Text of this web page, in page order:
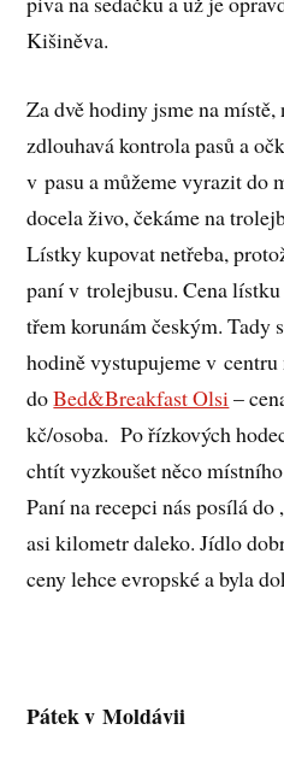
Kišiněva.
Za dvě hodiny jsme na
zdlouhavá kontrola pasů a
v pasu a můžeme vyrazit do
docela živo, čekáme na
Lístky kupovat netřeba,
paní v trolejbusu. Cena
třem korunám českým. Tady
hodině vystupujeme v centru
doBed&Breakfast Olsi–
kč/osoba. Po řízkových
chtít vyzkoušet něco
Paní na recepci nás posílá
asi kilometr daleko. Jídlo
ceny lehce evropské a byla
Pátek v Moldávii